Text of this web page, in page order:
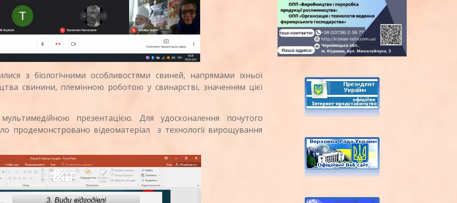
з біологічними особливостями свиней, напрямами їхньої
свинини, племінною роботою у свинарстві, значенням цієї
презентацією. Для удосконалення почутого
продемонстровано відеоматеріал з технології вирощування